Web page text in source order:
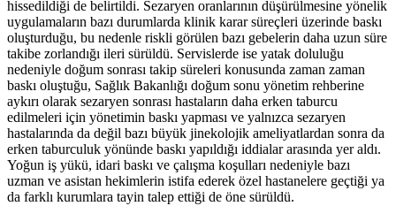
hissedildiği de belirtildi. Sezaryen oranlarının düşürülmesine yönelik
uygulamaların bazı durumlarda klinik karar süreçleri üzerinde baskı
oluşturduğu, bu nedenle riskli görülen bazı gebelerin daha uzun süre
takibe zorlandığı ileri sürüldü. Servislerde ise yatak doluluğu
nedeniyle doğum sonrası takip süreleri konusunda zaman zaman
baskı oluştuğu, Sağlık Bakanlığı doğum sonu yönetim rehberine
aykırı olarak sezaryen sonrası hastaların daha erken taburcu
edilmeleri için yönetimin baskı yapması ve yalnızca sezaryen
hastalarında da değil bazı büyük jinekolojik ameliyatlardan sonra da
erken taburculuk yönünde baskı yapıldığı iddialar arasında yer aldı.
Yoğun iş yükü, idari baskı ve çalışma koşulları nedeniyle bazı
uzman ve asistan hekimlerin istifa ederek özel hastanelere geçtiği ya
da farklı kurumlara tayin talep ettiği de öne sürüldü.